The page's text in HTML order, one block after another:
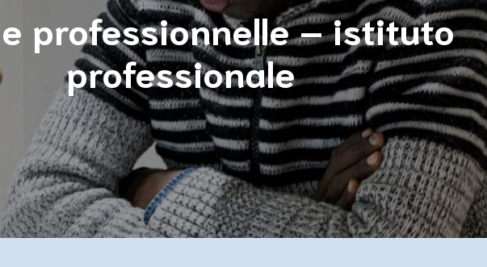
professionnelle – istituto
professionale